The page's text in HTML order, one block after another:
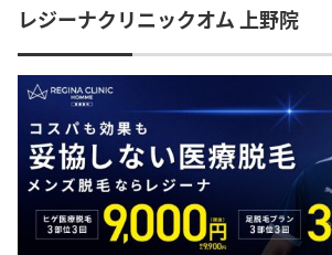
レジーナクリニックオム 上野院